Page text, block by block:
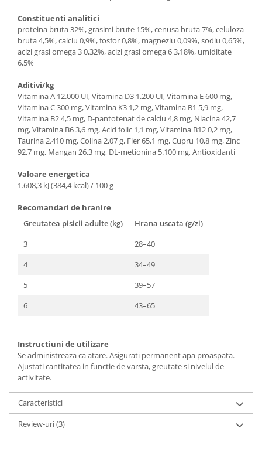
Constituenti analitici
proteina bruta 32%, grasimi brute 15%, cenusa bruta 7%, celuloza
bruta 4,5%, calciu 0,9%, fosfor 0,8%, magneziu 0,09%, sodiu 0,65%,
acizi grasi omega 3 0,32%, acizi grasi omega 6 3,18%, umiditate
6,5%
Aditivi/kg
Vitamina A 12.000 UI, Vitamina D3 1.200 UI, Vitamina E 600 mg,
Vitamina C 300 mg, Vitamina K3 1,2 mg, Vitamina B1 5,9 mg,
Vitamina B2 4,5 mg, D-pantotenat de calciu 4,8 mg, Niacina 42,7
mg, Vitamina B6 3,6 mg, Acid folic 1,1 mg, Vitamina B12 0,2 mg,
Taurina 2.410 mg, Colina 2,07 g, Fier 65,1 mg, Cupru 10,8 mg, Zinc
92,7 mg, Mangan 26,3 mg, DL-metionina 5.100 mg, Antioxidanti
Valoare energetica
1.608,3 kJ (384,4 kcal) / 100 g
Recomandari de hranire
Greutatea pisicii adulte (kg)
Hrana uscata (g/zi)
3
28–40
4
34–49
5
39–57
6
43–65
Instructiuni de utilizare
Se administreaza ca atare. Asigurati permanent apa proaspata.
Ajustati cantitatea in functie de varsta, greutate si nivelul de
activitate.
Caracteristici
Review-uri(3)